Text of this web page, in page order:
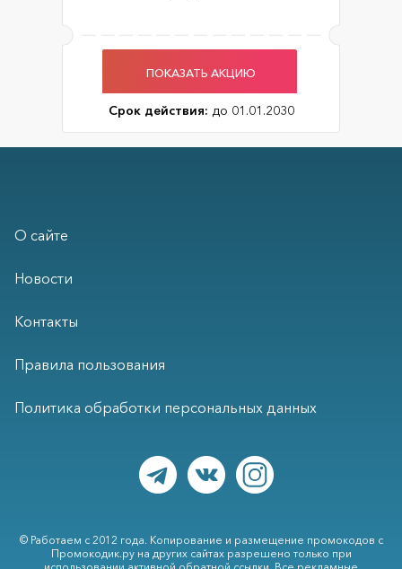
ПОКАЗАТЬ АКЦИЮ
Срок действия: до 01.01.2030
О сайте
Новости
Контакты
Правила пользования
Политика обработки персональных данных
© Работаем с 2012 года. Копирование и размещение промокодов с
Промокодик.ру на других сайтах разрешено только при